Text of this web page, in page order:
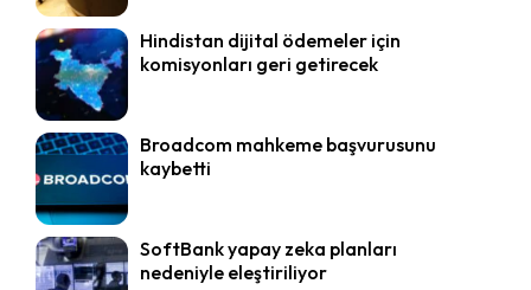
Hindistan dijital ödemeler için
komisyonları geri getirecek
Broadcom mahkeme başvurusunu
kaybetti
SoftBank yapay zeka planları
nedeniyle eleştiriliyor